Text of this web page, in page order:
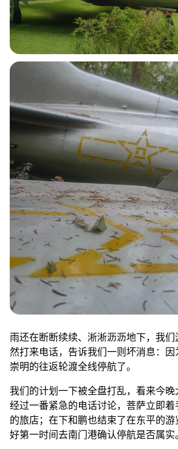
雨还在断断续续、淅淅沥沥地下，我
然打来电话，告诉我们一则坏消息：
崇明的往返轮渡全线停航了。
我们的计划一下被全盘打乱，看来今
经过一番紧急的电话讨论，菩萨立即
好第一时间去南门港确认停航是否属实